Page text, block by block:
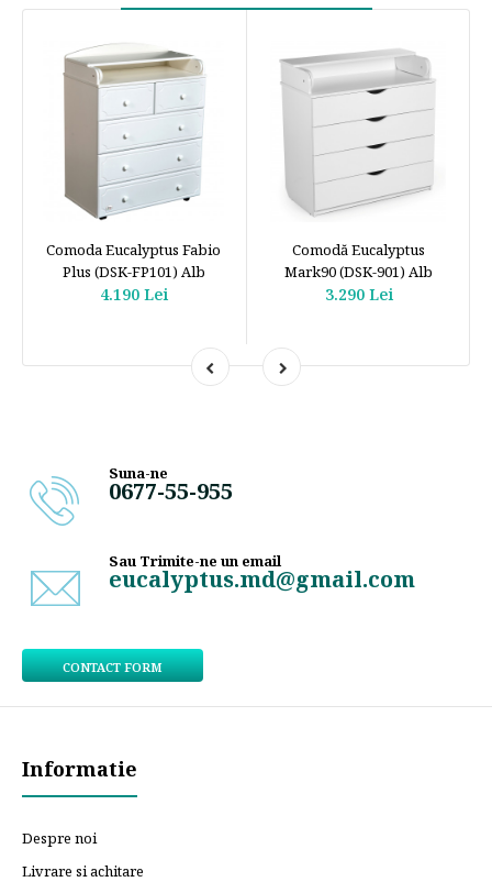
Comoda Eucalyptus Fabio
Plus (DSK-FP101) Alb
4.190 Lei
Comodă Eucalyptus
Mark90 (DSK-901) Alb
3.290 Lei
Suna-ne
0677-55-955
Sau Trimite-ne un email
eucalyptus.md@gmail.com
CONTACT FORM
Informatie
Despre noi
Livrare si achitare